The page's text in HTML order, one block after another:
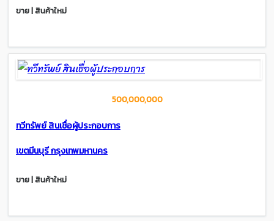
ขาย | สินค้าใหม่
500,000,000
ทวีทรัพย์ สินเชื่อผู้ประกอบการ
เขตมีนบุรี กรุงเทพมหานคร
ขาย | สินค้าใหม่